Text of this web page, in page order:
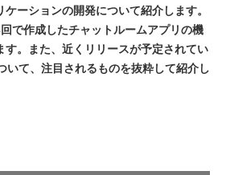
ーションの開発について紹介します。
で作成したチャットルームアプリの機
す。また、近くリリースが予定されてい
いて、注目されるものを抜粋して紹介し